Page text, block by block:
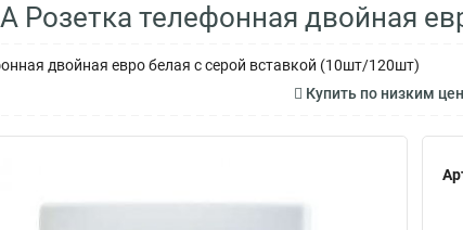
Розетка телефонная двойная
двойная евро белая с серой вставкой (10шт/120шт)
Купить по низким